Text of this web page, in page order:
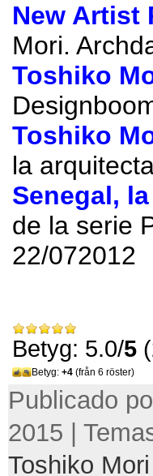
New Artist
Mori.
Toshiko
Toshiko
la
Senegal,
de la serie
22/072012
Betyg: 5.0/5
Betyg: +4 (från 6 röster)
Publicado
2015 |
Toshiko Mori